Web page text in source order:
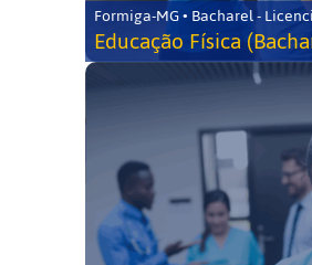
Formiga-MG • Bacharel -
Educação Física